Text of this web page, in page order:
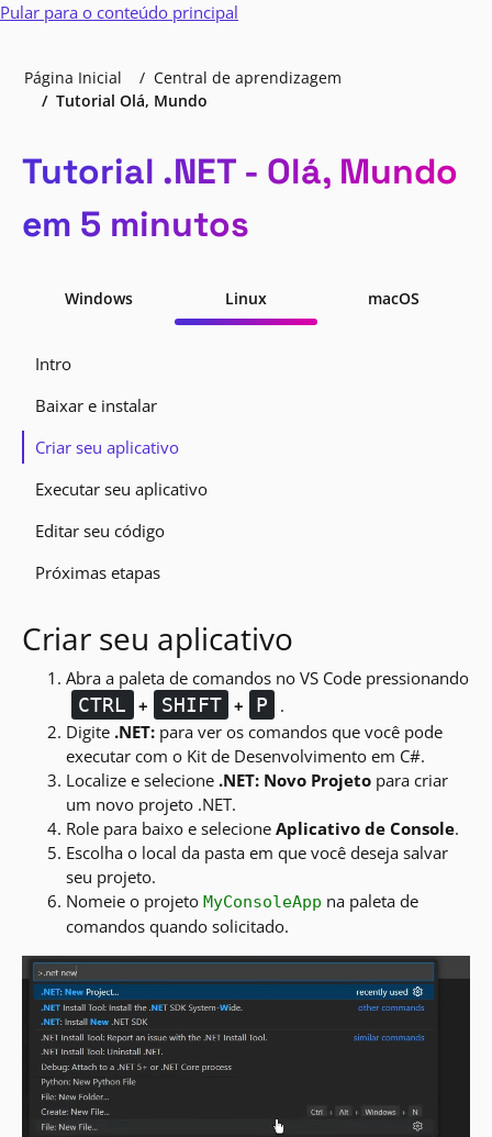
Pular para o conteúdo principal
Página Inicial
Central de aprendizagem
Tutorial Olá, Mundo
Tutorial .NET - Olá, Mundo
em 5 minutos
Windows Linux macOS
Intro
Baixar e instalar
Criar seu aplicativo
Executar seu aplicativo
Editar seu código
Próximas etapas
Criar seu aplicativo
Abra a paleta de comandos no VS Code pressionando
CTRL + SHIFT + P
.
Digite .NET: para ver os comandos que você pode
executar com o Kit de Desenvolvimento em C#.
Localize e selecione .NET: Novo Projeto para criar
um novo projeto .NET.
Role para baixo e selecioneAplicativo de Console.
Escolha o local da pasta em que você deseja salvar
seu projeto.
Nomeie o projetoMyConsoleApp na paleta de
comandos quando solicitado.